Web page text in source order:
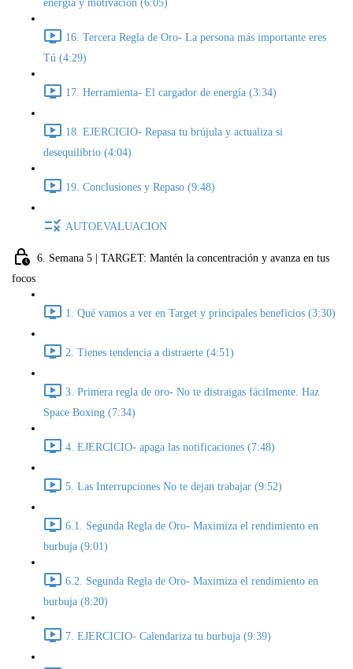
energía y motivación (6:05)
16. Tercera Regla de Oro- La persona más importante eres
Tú (4:29)
17. Herramienta- El cargador de energía (3:34)
18. EJERCICIO- Repasa tu brújula y actualiza si
desequilibrio (4:04)
19. Conclusiones y Repaso (9:48)
AUTOEVALUACION
6. Semana 5 | TARGET: Mantén la concentración y avanza en tus
focos
1. Qué vamos a ver en Target y principales beneficios (3:30)
2. Tienes tendencia a distraerte (4:51)
3. Primera regla de oro- No te distraigas fácilmente. Haz
Space Boxing (7:34)
4. EJERCICIO- apaga las notificaciones (7:48)
5. Las Interrupciones No te dejan trabajar (9:52)
6.1. Segunda Regla de Oro- Maximiza el rendimiento en
burbuja (9:01)
6.2. Segunda Regla de Oro- Maximiza el rendimiento en
burbuja (8:20)
7. EJERCICIO- Calendariza tu burbuja (9:39)